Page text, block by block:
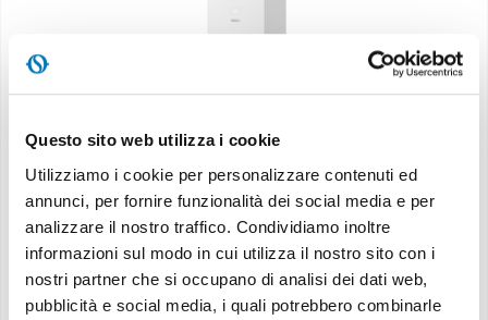
Questo sito web utilizza i cookie
Utilizziamo i cookie per personalizzare contenuti ed
annunci, per fornire funzionalità dei social media e per
analizzare il nostro traffico. Condividiamo inoltre
informazioni sul modo in cui utilizza il nostro sito con i
nostri partner che si occupano di analisi dei dati web,
pubblicità e social media, i quali potrebbero combinarle
Unico Vertical EVANX
Il climatizzatore a pompa di calore senza unità
esterna con resistenza elettrica che si sviluppa
in verticale